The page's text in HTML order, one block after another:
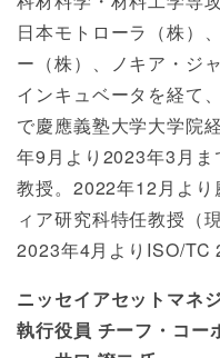
日本モトローラ（株）
ー（株）、ノキア・ジ
インキュベータを経て
で慶應義塾大学大学院
年9月より2023年3月
教授。2022年12月よ
ィア研究科特任教授（現
2023年4月よりISO/TC
ニッセイアセットマネ
執行役員 チーフ・コー